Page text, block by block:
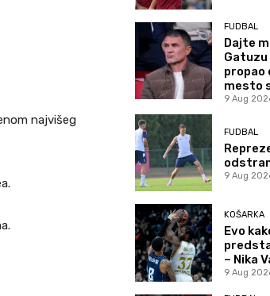
najvišeg
FUDBAL
Dajte
Gatuzu
propao
mesto
9 Aug
FUDBAL
9 Aug
KOŠARKA
Evo
– Nika
9 Aug